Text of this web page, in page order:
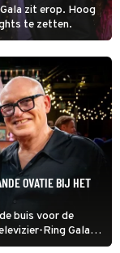
zit erop. Hoog
te zetten.
OVATIE BIJ HET
buis voor de
Ring Gala.
De Rode Loper-